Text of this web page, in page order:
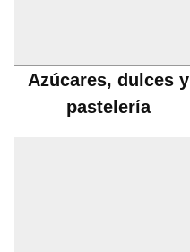
Azúcares, dulces y
pastelería